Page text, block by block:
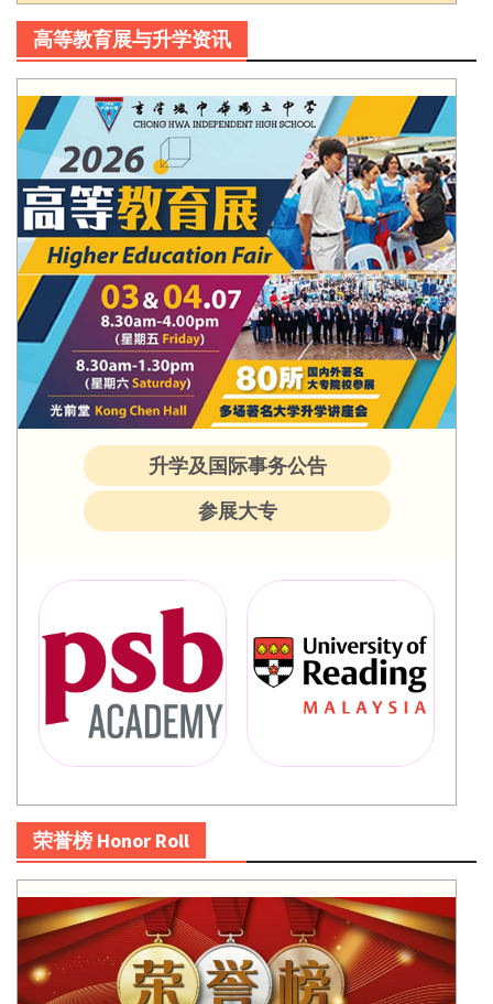
高等教育展与升学资讯
升学及国际事务公告
参展大专
荣誉榜 Honor Roll